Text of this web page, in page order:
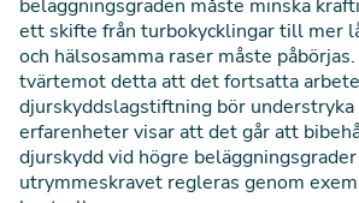
beläggningsgraden måste minska
ett skifte från turbokycklingar till mer
och hälsosamma raser måste
tvärtemot detta att det fortsatta
djurskyddslagstiftning bör understryka
erfarenheter visar att det går att
djurskydd vid högre
utrymmeskravet regleras genom